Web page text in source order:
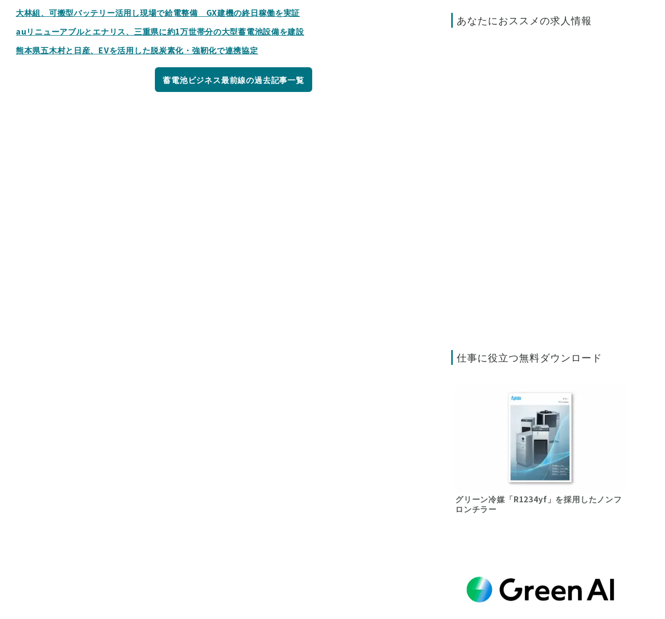
大林組、可搬型バッテリー活用し現場で給電整備 GX建機の終日稼働を実証
auリニューアブルとエナリス、三重県に約1万世帯分の大型蓄電池設備を建設
熊本県五木村と日産、EVを活用した脱炭素化・強靭化で連携協定
蓄電池ビジネス最前線の過去記事一覧
あなたにおススメの求人情報
仕事に役立つ無料ダウンロード
グリーン冷媒「R1234yf」を採用したノンフ
ロンチラー